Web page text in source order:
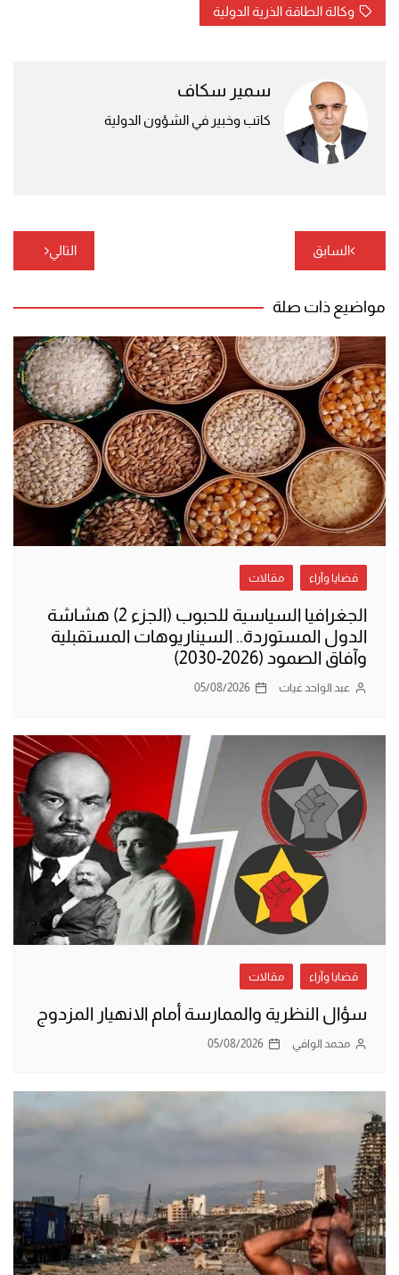
وكالة الطاقة الذرية الدولية
سمير سكاف
كاتب وخبير في الشؤون الدولية
تصفّح
المقالات
السابق التالي
مواضيع ذات صلة
قضايا وآراء مقالات
الجغرافيا السياسية للحبوب (الجزء 2) هشاشة
الدول المستوردة.. السيناريوهات المستقبلية
وآفاق الصمود (2026-2030)
عبد الواحد غيات 05/08/2026
قضايا وآراء مقالات
سؤال النظرية والممارسة أمام الانهيار المزدوج
محمد الوافي 05/08/2026